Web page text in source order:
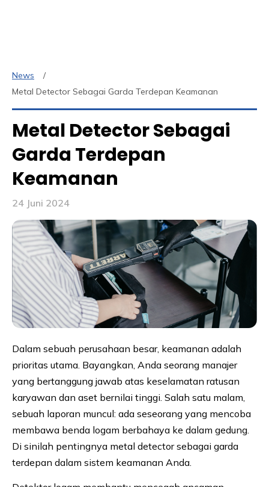
News
Metal Detector Sebagai Garda Terdepan Keamanan
Metal Detector Sebagai
Garda Terdepan
Keamanan
24 Juni 2024
Dalam sebuah perusahaan besar, keamanan adalah
prioritas utama. Bayangkan, Anda seorang manajer
yang bertanggung jawab atas keselamatan ratusan
karyawan dan aset bernilai tinggi. Salah satu malam,
sebuah laporan muncul: ada seseorang yang mencoba
membawa benda logam berbahaya ke dalam gedung.
Di sinilah pentingnya metal detector sebagai garda
terdepan dalam sistem keamanan Anda.